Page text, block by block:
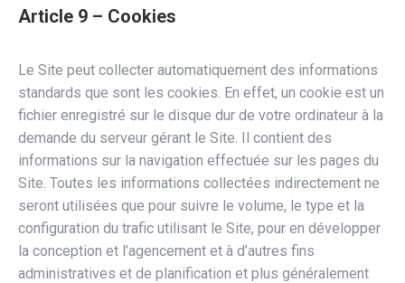
Article 9 – Cookies
Le Site peut collecter automatiquement des informations
standards que sont les cookies. En effet, un cookie est un
fichier enregistré sur le disque dur de votre ordinateur à la
demande du serveur gérant le Site. Il contient des
informations sur la navigation effectuée sur les pages du
Site. Toutes les informations collectées indirectement ne
seront utilisées que pour suivre le volume, le type et la
configuration du trafic utilisant le Site, pour en développer
la conception et l’agencement et à d’autres fins
administratives et de planification et plus généralement